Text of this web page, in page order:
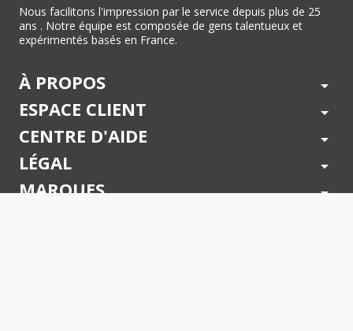
Nous facilitons l'impression par le service depuis plus de 25
ans . Notre équipe est composée de gens talentueux et
expérimentés basés en France.
À PROPOS arrow_drop_down
ESPACE CLIENT arrow_drop_down
CENTRE D'AIDE arrow_drop_down
LÉGAL arrow_drop_down
MARQUES arrow_drop_down